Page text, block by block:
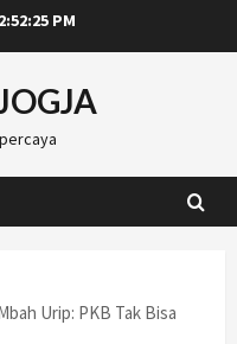
PM
Urip: PKB Tak Bisa